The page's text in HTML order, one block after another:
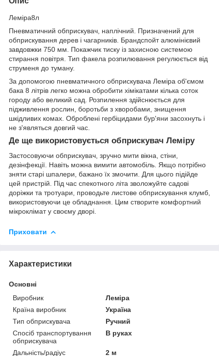
Леміра8л
Пневматичний обприскувач, наплічний. Призначений для
обприскування дерев і чагарників. Брандспойт алюмінієвий
завдовжки 750 мм. Покажчик тиску із захисною системою
стирання повітря. Тип факела розпилювання регулюється від
струменя до туману.
За допомогою пневматичного обприскувача Леміра об'ємом
бака 8 літрів легко можна обробити хімікатами кілька соток
городу або великий сад. Розпилення здійснюється для
підживлення рослин, боротьби з хворобами, знищення
шкідливих комах. Оброблені гербіцидами бур'яни засохнуть і
не з'являться довгий час.
Де ще використовується обприскувач Леміру
Застосовуючи обприскувач, зручно мити вікна, стіни,
дезінфекції. Навіть можна вимити автомобіль. Якщо потрібно
зняти старі шпалери, бажано їх змочити. Для цього підійде
цей пристрій. Під час спекотного літа зволожуйте садові
доріжки та тротуари, проводьте листове обприскування клумб,
використовуючи це обладнання. Цим створите комфортний
мікроклімат у своєму дворі.
Приховати
Характеристики
Основні
Виробник
Леміра
Країна виробник
Україна
Тип обприскувача
Ручний
Спосіб транспортування
обприскувача
В руках
Дальність/радіус
2 м